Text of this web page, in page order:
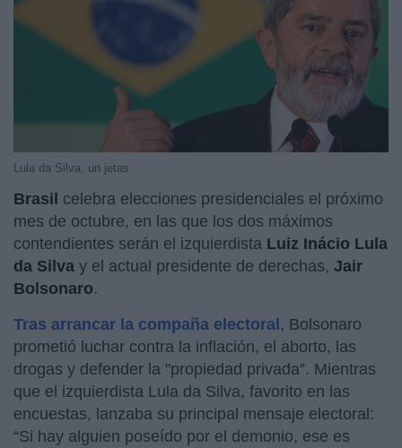
Lula da Silva, un jetas
Brasil celebra elecciones presidenciales el próximo
mes de octubre, en las que los dos máximos
contendientes serán el izquierdista Luiz Inácio Lula
da Silva y el actual presidente de derechas, Jair
Bolsonaro.
Tras arrancar la compaña electoral, Bolsonaro
prometió luchar contra la inflación, el aborto, las
drogas y defender la "propiedad privada”. Mientras
que el izquierdista Lula da Silva, favorito en las
encuestas, lanzaba su principal mensaje electoral:
“Si hay alguien poseído por el demonio, ese es